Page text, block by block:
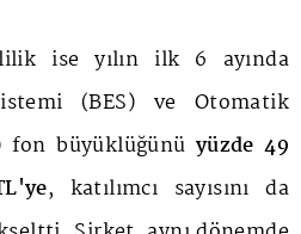
ise yılın ilk 6 ayında
(BES) ve Otomatik
fon büyüklüğünü yüzde 49
, katılımcı sayısını da